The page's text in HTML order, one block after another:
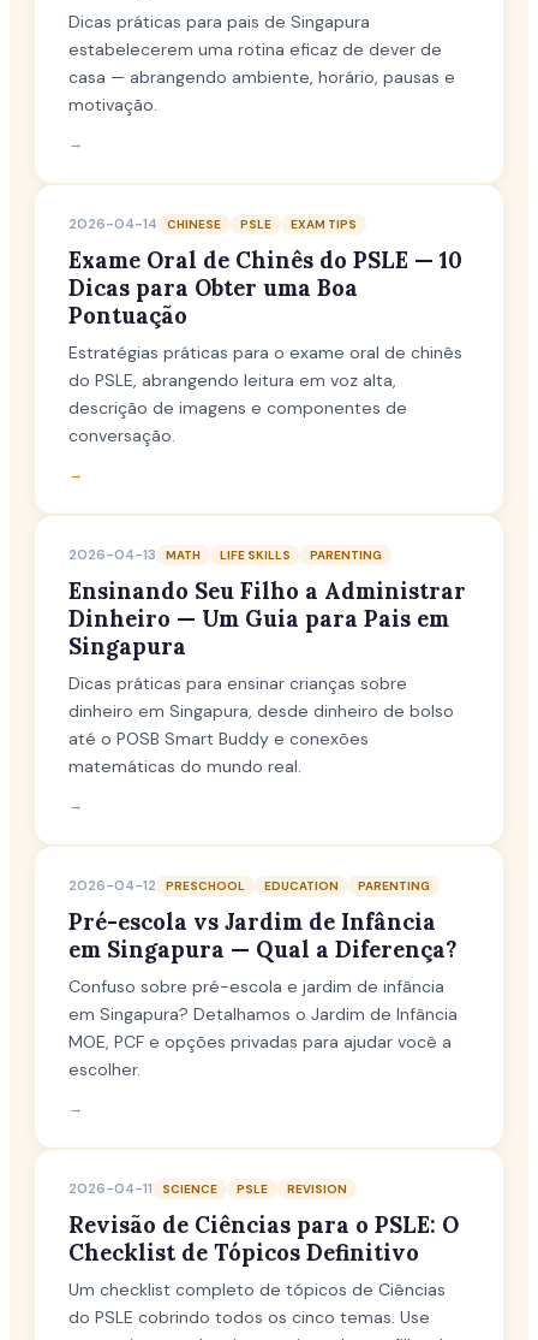
Dicas práticas para pais de Singapura
estabelecerem uma rotina eficaz de dever de
casa — abrangendo ambiente, horário, pausas e
motivação.
→
2026-04-14 CHINESE PSLE EXAM TIPS
Exame Oral de Chinês do PSLE — 10
Dicas para Obter uma Boa
Pontuação
Estratégias práticas para o exame oral de chinês
do PSLE, abrangendo leitura em voz alta,
descrição de imagens e componentes de
conversação.
→
2026-04-13 MATH LIFE SKILLS PARENTING
Ensinando Seu Filho a Administrar
Dinheiro — Um Guia para Pais em
Singapura
Dicas práticas para ensinar crianças sobre
dinheiro em Singapura, desde dinheiro de bolso
até o POSB Smart Buddy e conexões
matemáticas do mundo real.
→
2026-04-12 PRESCHOOL EDUCATION PARENTING
Pré-escola vs Jardim de Infância
em Singapura — Qual a Diferença?
Confuso sobre pré-escola e jardim de infância
em Singapura? Detalhamos o Jardim de Infância
MOE, PCF e opções privadas para ajudar você a
escolher.
→
2026-04-11 SCIENCE PSLE REVISION
Revisão de Ciências para o PSLE: O
Checklist de Tópicos Definitivo
Um checklist completo de tópicos de Ciências
do PSLE cobrindo todos os cinco temas. Use